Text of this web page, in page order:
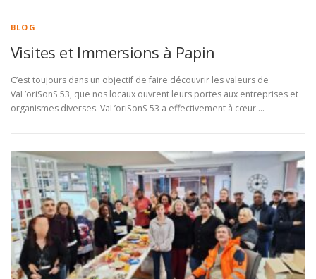
BLOG
Visites et Immersions à Papin
C’est toujours dans un objectif de faire découvrir les valeurs de
VaL’oriSonS 53, que nos locaux ouvrent leurs portes aux entreprises et
organismes diverses. VaL’oriSonS 53 a effectivement à cœur …